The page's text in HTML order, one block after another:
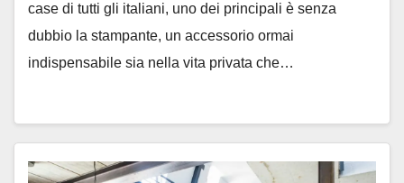
case di tutti gli italiani, uno dei principali è senza
dubbio la stampante, un accessorio ormai
indispensabile sia nella vita privata che…